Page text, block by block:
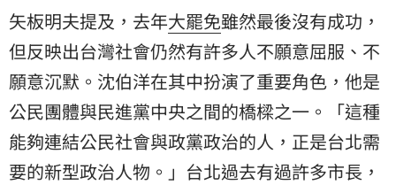
矢板明夫提及，去年大罷免雖然最後沒有成功，
但反映出台灣社會仍然有許多人不願意屈服、不
願意沉默。沈伯洋在其中扮演了重要角色，他是
公民團體與民進黨中央之間的橋樑之一。「這種
能夠連結公民社會與政黨政治的人，正是台北需
要的新型政治人物。」台北過去有過許多市長，